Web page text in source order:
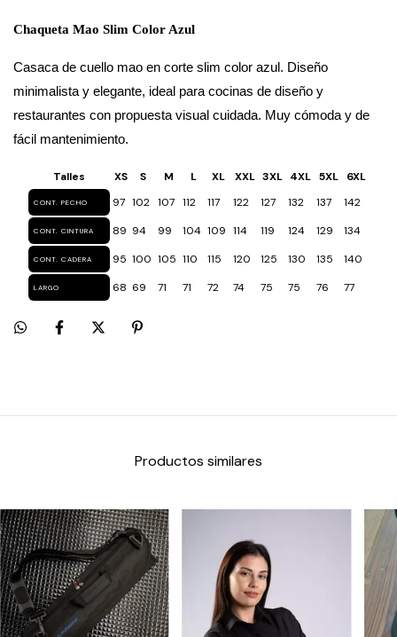
Chaqueta Mao Slim Color Azul
Casaca de cuello mao en corte slim color azul. Diseño
minimalista y elegante, ideal para cocinas de diseño y
restaurantes con propuesta visual cuidada. Muy cómoda y de
fácil mantenimiento.
Talles XS S M L XL XXL 3XL 4XL 5XL 6XL
CONT. PECHO 97 102 107 112 117 122 127 132 137 142
CONT. CINTURA 89 94 99 104 109 114 119 124 129 134
CONT. CADERA 95 100 105 110 115 120 125 130 135 140
LARGO 68 69 71 71 72 74 75 75 76 77
Productos similares